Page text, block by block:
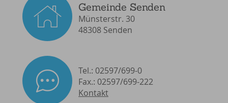
Gemeinde Senden
Münsterstr. 30
48308 Senden
Tel.: 02597/699-0
Fax.: 02597/699-222
Kontakt